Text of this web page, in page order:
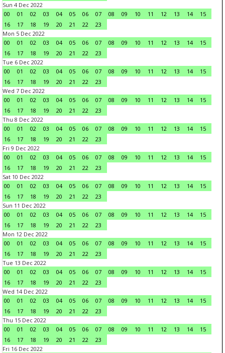
Sun 4 Dec 2022
00
01 02 03 04 05 06 07 08 09 10 11 12 13 14
15
16
17 18 19 20 21 22
23
Mon 5 Dec 2022
00
01 02 03 04 05 06 07 08 09 10 11 12 13 14
15
16
17 18 19 20 21 22
23
Tue 6 Dec 2022
00
01 02 03 04 05 06 07 08 09 10 11 12 13 14
15
16
17 18 19 20 21 22
23
Wed 7 Dec 2022
00
01 02 03 04 05 06 07 08 09 10 11 12 13 14
15
16
17 18 19 20 21 22
23
Thu 8 Dec 2022
00
01 02 03 04 05 06 07 08 09 10 11 12 13 14
15
16
17 18 19 20 21 22
23
Fri 9 Dec 2022
00
01 02 03 04 05 06 07 08 09 10 11 12 13 14
15
16
17 18 19 20 21 22
23
Sat 10 Dec 2022
00
01 02 03 04 05 06 07 08 09 10 11 12 13 14
15
16
17 18 19 20 21 22
23
Sun 11 Dec 2022
00
01 02 03 04 05 06 07 08 09 10 11 12 13 14
15
16
17 18 19 20 21 22
23
Mon 12 Dec 2022
00
01 02 03 04 05 06 07 08 09 10 11 12 13 14
15
16
17 18 19 20 21 22
23
Tue 13 Dec 2022
00
01 02 03 04 05 06 07 08 09 10 11 12 13 14
15
16
17 18 19 20 21 22
23
Wed 14 Dec 2022
00
01 02 03 04 05 06 07 08 09 10 11 12 13 14
15
16
17 18 19 20 21 22
23
Thu 15 Dec 2022
00
01 02 03 04 05 06 07 08 09 10 11 12 13 14
15
16
17 18 19 20 21 22
23
Fri 16 Dec 2022